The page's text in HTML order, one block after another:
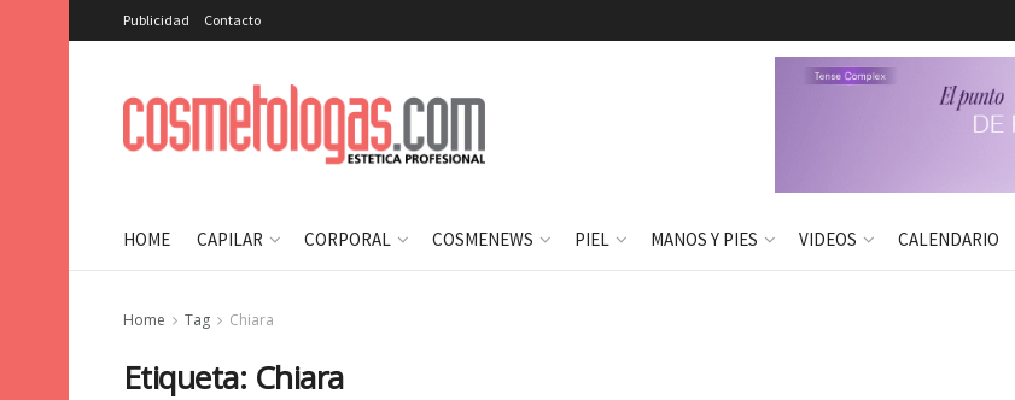
Publicidad Contacto
HOME CAPILAR CORPORAL COSMENEWS PIEL MANOS Y PIES VIDEOS CALENDARIO
Home Tag Chiara
Etiqueta: Chiara